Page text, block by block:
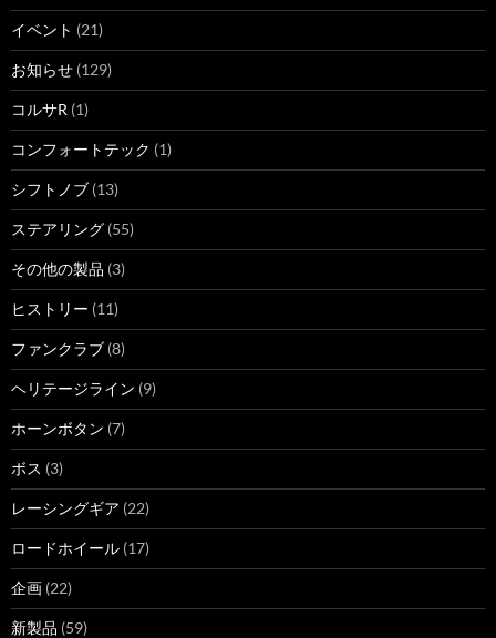
イベント (21)
お知らせ (129)
コルサR (1)
コンフォートテック (1)
シフトノブ (13)
ステアリング (55)
その他の製品 (3)
ヒストリー (11)
ファンクラブ (8)
ヘリテージライン (9)
ホーンボタン (7)
ボス (3)
レーシングギア (22)
ロードホイール (17)
企画 (22)
新製品 (59)